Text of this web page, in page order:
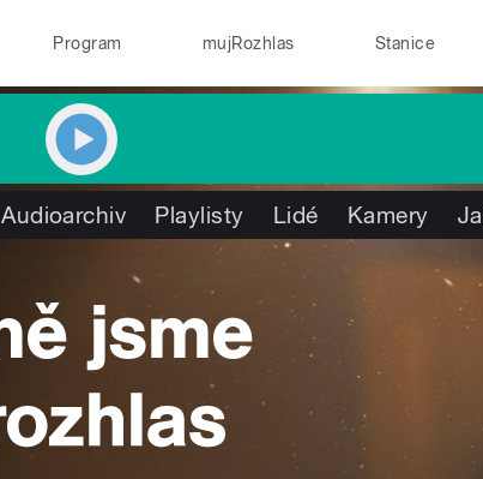
Program mujRozhlas Stanice
Audioarchiv Playlisty Lidé Kamery